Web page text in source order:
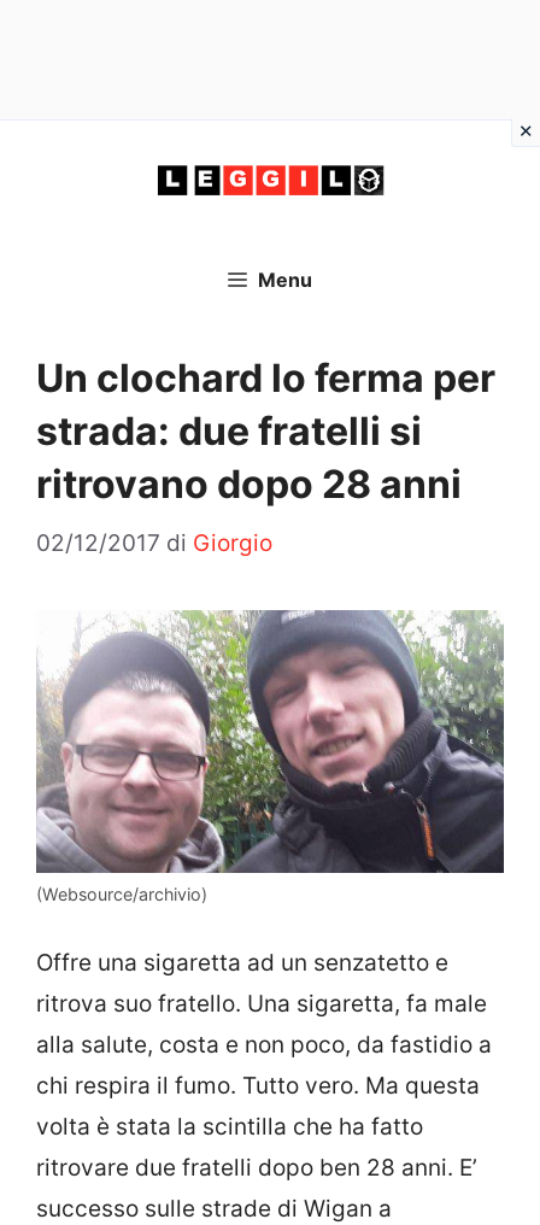
Menu
Un clochard lo ferma per
strada: due fratelli si
ritrovano dopo 28 anni
02/12/2017 di Giorgio
(Websource/archivio)
Offre una sigaretta ad un senzatetto e
ritrova suo fratello. Una sigaretta, fa male
alla salute, costa e non poco, da fastidio a
chi respira il fumo. Tutto vero. Ma questa
volta è stata la scintilla che ha fatto
ritrovare due fratelli dopo ben 28 anni. E’
successo sulle strade di Wigan a